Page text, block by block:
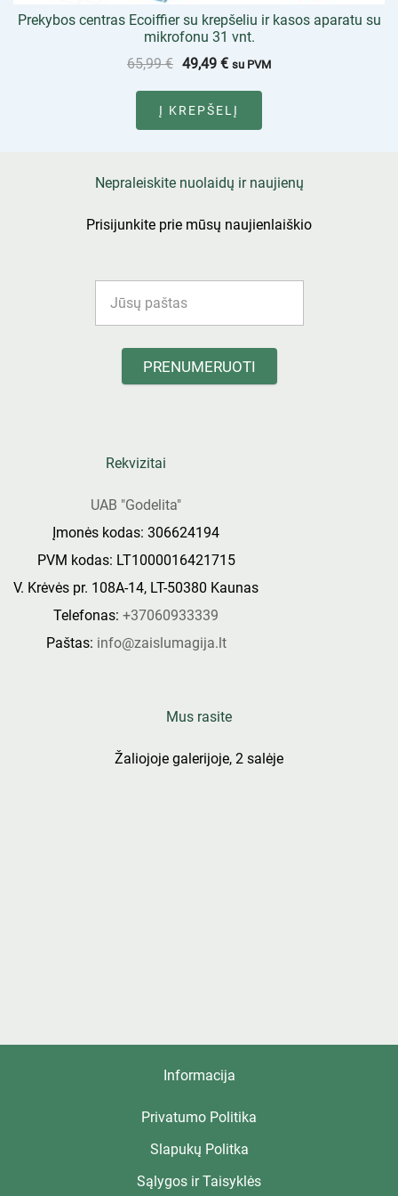
Prekybos centras Ecoiffier su krepšeliu ir kasos aparatu su
mikrofonu 31 vnt.
65,99€ 49,49 € su PVM
Į KREPŠELĮ
Nepraleiskite nuolaidų ir naujienų
Prisijunkite prie mūsų naujienlaiškio
PRENUMERUOTI
Rekvizitai
UAB "Godelita"
Įmonės kodas: 306624194
PVM kodas: LT1000016421715
V. Krėvės pr. 108A-14, LT-50380 Kaunas
Telefonas: +37060933339
Paštas: info@zaislumagija.lt
Mus rasite
Žaliojoje galerijoje, 2 salėje
Informacija
Privatumo Politika
Slapukų Politka
Sąlygos ir Taisyklės